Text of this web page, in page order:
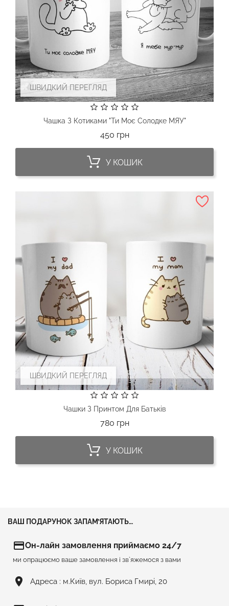
ШВИДКИЙ ПЕРЕГЛЯД
Чашка З Котиками "Ти Моє Солодке МЯУ"
450 грнЦіна
У КОШИК
ШВИДКИЙ ПЕРЕГЛЯД
Чашки З Принтом Для Батьків
780 грнЦіна
У КОШИК
ВАШ ПОДАРУНОК ЗАПАМ’ЯТАЮТЬ…
credit_cardОн-лайн замовлення приймаємо 24/7
ми опрацюємо ваше замовлення і зв`яжемося з вами
room Адреса : м.Київ, вул. Бориса Гмирі, 20